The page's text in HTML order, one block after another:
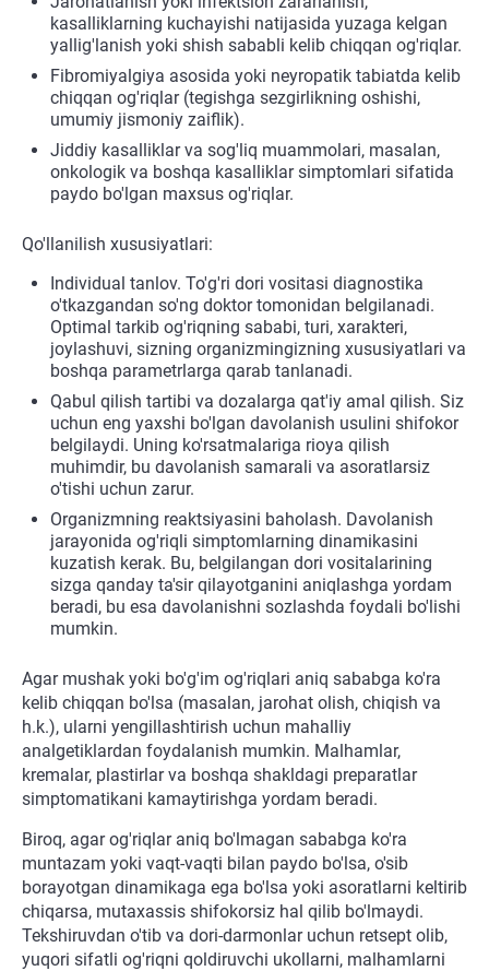
kasalliklarning kuchayishi natijasida yuzaga kelgan
yallig'lanish yoki shish sababli kelib chiqqan og'riqlar.
Fibromiyalgiya asosida yoki neyropatik tabiatda kelib
chiqqan og'riqlar (tegishga sezgirlikning oshishi,
umumiy jismoniy zaiflik).
Jiddiy kasalliklar va sog'liq muammolari, masalan,
onkologik va boshqa kasalliklar simptomlari sifatida
paydo bo'lgan maxsus og'riqlar.
Qo'llanilish xususiyatlari:
Individual tanlov. To'g'ri dori vositasi diagnostika
o'tkazgandan so'ng doktor tomonidan belgilanadi.
Optimal tarkib og'riqning sababi, turi, xarakteri,
joylashuvi, sizning organizmingizning xususiyatlari va
boshqa parametrlarga qarab tanlanadi.
Qabul qilish tartibi va dozalarga qat'iy amal qilish. Siz
uchun eng yaxshi bo'lgan davolanish usulini shifokor
belgilaydi. Uning ko'rsatmalariga rioya qilish
muhimdir, bu davolanish samarali va asoratlarsiz
o'tishi uchun zarur.
Organizmning reaktsiyasini baholash. Davolanish
jarayonida og'riqli simptomlarning dinamikasini
kuzatish kerak. Bu, belgilangan dori vositalarining
sizga qanday ta'sir qilayotganini aniqlashga yordam
beradi, bu esa davolanishni sozlashda foydali bo'lishi
mumkin.
Agar mushak yoki bo'g'im og'riqlari aniq sababga ko'ra
kelib chiqqan bo'lsa (masalan, jarohat olish, chiqish va
h.k.), ularni yengillashtirish uchun mahalliy
analgetiklardan foydalanish mumkin. Malhamlar,
kremalar, plastirlar va boshqa shakldagi preparatlar
simptomatikani kamaytirishga yordam beradi.
Biroq, agar og'riqlar aniq bo'lmagan sababga ko'ra
muntazam yoki vaqt-vaqti bilan paydo bo'lsa, o'sib
borayotgan dinamikaga ega bo'lsa yoki asoratlarni keltirib
chiqarsa, mutaxassis shifokorsiz hal qilib bo'lmaydi.
Tekshiruvdan o'tib va dori-darmonlar uchun retsept olib,
yuqori sifatli og'riqni qoldiruvchi ukollarni, malhamlarni